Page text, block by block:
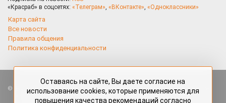
«Красраб» в соцсетях: «Телеграм», «ВКонтакте», «Одноклассники»
Карта сайта
Все новости
Правила общения
Политика конфиденциальности
Все права защищены. Любые материалы, размещённые на портале
«Красраб.ру» сотрудниками редакции, нештатными авторами
Оставаясь на сайте, Вы даете согласие на
использование cookies, которые применяются для
повышения качества рекомендаций согласно